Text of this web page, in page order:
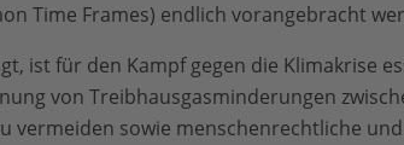
Time Frames) endlich vorangebracht
ist für den Kampf gegen die Klimakrise
von Treibhausgasminderungen
vermeiden sowie menschenrechtliche